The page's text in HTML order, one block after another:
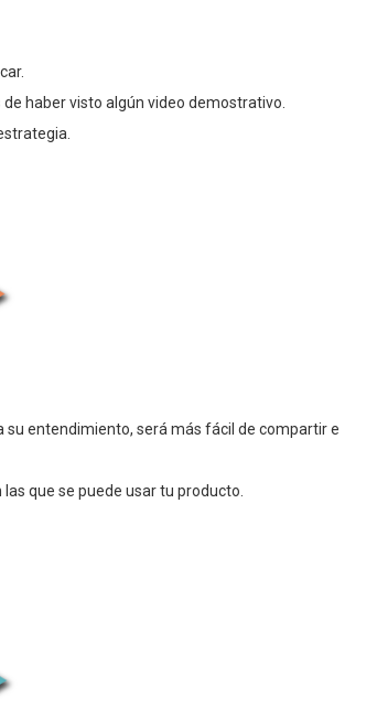
haber visto algún video demostrativo.
entendimiento, será más fácil de compartir e
que se puede usar tu producto.